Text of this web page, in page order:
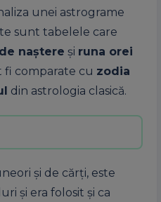
unei astrograme
sunt tabelele care
naștere și runa orei
fi comparate cu zodia
din astrologia clasică.
și de cărți, este
și era folosit și ca